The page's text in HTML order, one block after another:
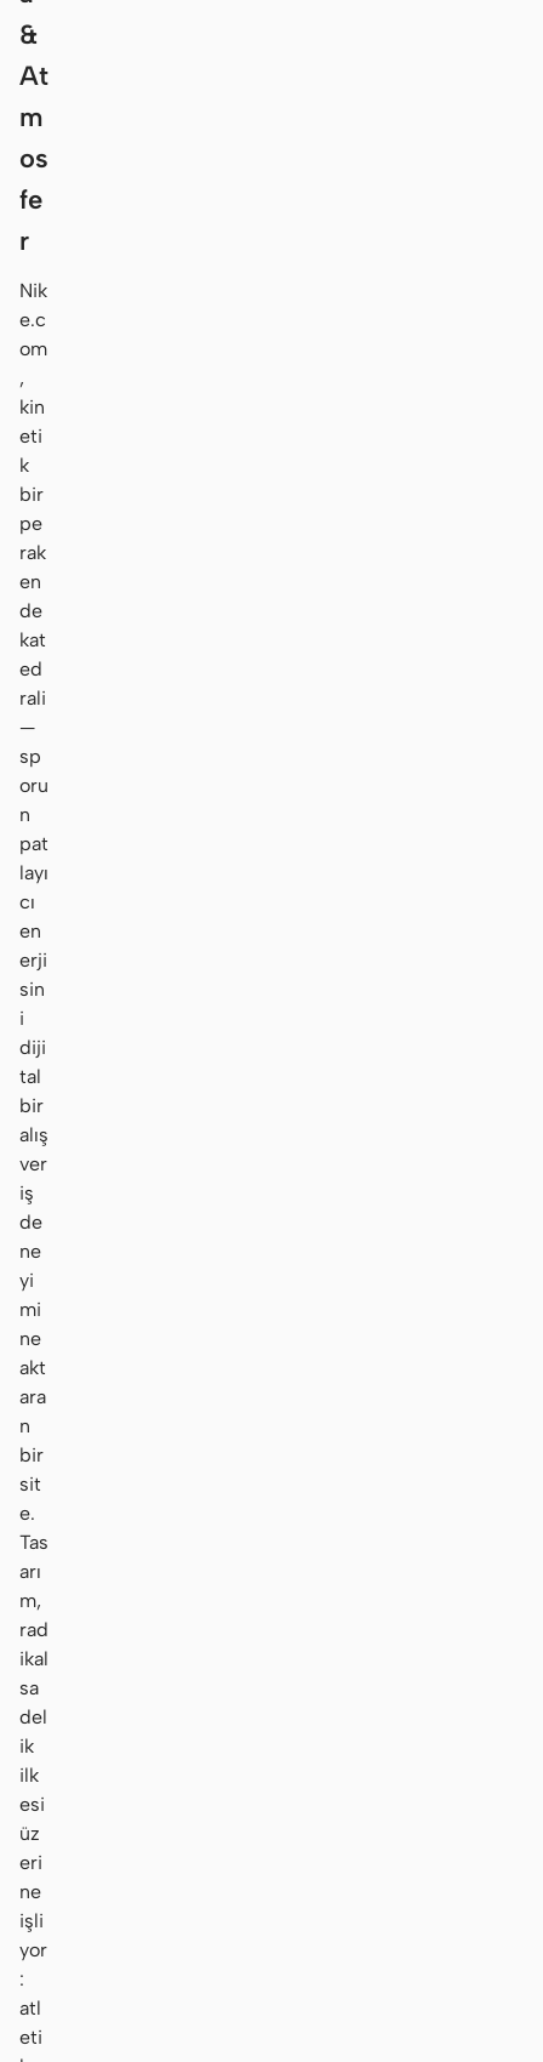
&
At
m
os
fe
r
Nik
e.c
om
,
kin
eti
k
bir
pe
rak
en
de
kat
ed
rali
—
sp
oru
n
pat
layı
cı
en
erji
sin
i
diji
tal
bir
alış
ver
iş
de
ne
yi
mi
ne
akt
ara
n
bir
sit
e.
Tas
arı
m,
rad
ikal
sa
del
ik
ilk
esi
üz
eri
ne
işli
yor
:
atl
eti